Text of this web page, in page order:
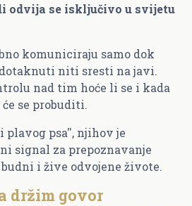
odvija se isključivo u svijetu
komuniciraju samo dok
dotaknuti niti sresti na javi.
nad tim hoće li se i kada
se probuditi.
plavog psa'', njihov je
signal za prepoznavanje
i žive odvojene živote.
držim govor